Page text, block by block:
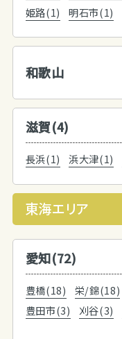
姫路(1)
明石市(1)
和歌山
滋賀(4)
長浜(1) 浜大津(1)
東海エリア
愛知(72)
豊橋(18) 栄/錦(18)
豊田市(3)
刈谷(3)